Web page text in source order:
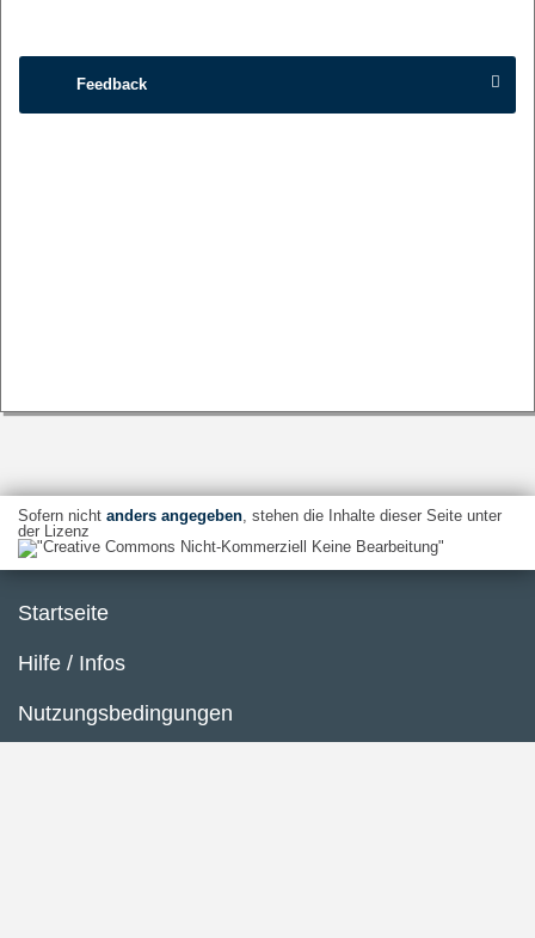
Feedback
Sofern nicht anders angegeben, stehen die Inhalte dieser Seite unter
der Lizenz
Startseite
Hilfe / Infos
Nutzungsbedingungen